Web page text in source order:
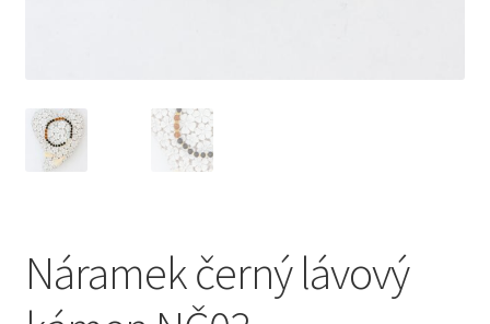
Náramek černý lávový